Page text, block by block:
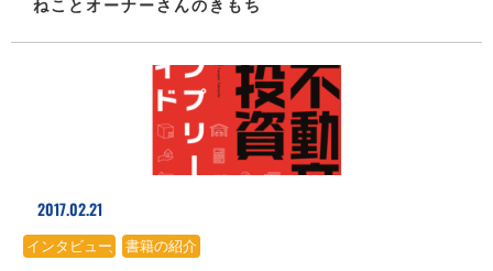
ねことオーナーさんのきもち
2017.02.21
インタビュー、 書籍の紹介